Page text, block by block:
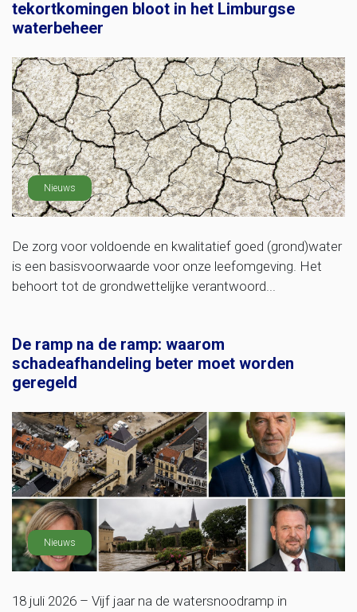
tekortkomingen bloot in het Limburgse
waterbeheer
Nieuws
De zorg voor voldoende en kwalitatief goed (grond)water
is een basisvoorwaarde voor onze leefomgeving. Het
behoort tot de grondwettelijke verantwoord...
De ramp na de ramp: waarom
schadeafhandeling beter moet worden
geregeld
Nieuws
18 juli 2026 – Vijf jaar na de watersnoodramp in